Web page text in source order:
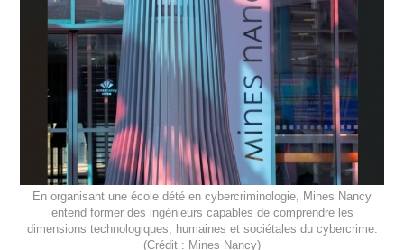
En organisant une école dété en cybercriminologie, Mines Nancy
entend former des ingénieurs capables de comprendre les
dimensions technologiques, humaines et sociétales du cybercrime.
(Crédit : Mines Nancy)